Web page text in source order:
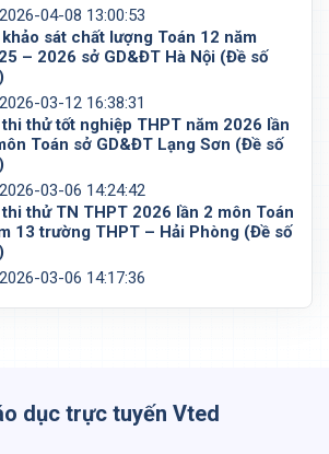
2026-04-08 13:00:53
sát chất lượng Toán 12 năm
– 2026 sở GD&ĐT Hà Nội (Đề số
2026-03-12 16:38:31
thử tốt nghiệp THPT năm 2026 lần
Toán sở GD&ĐT Lạng Sơn (Đề số
2026-03-06 14:24:42
thử TN THPT 2026 lần 2 môn Toán
13 trường THPT – Hải Phòng (Đề số
2026-03-06 14:17:36
dục trực tuyến Vted